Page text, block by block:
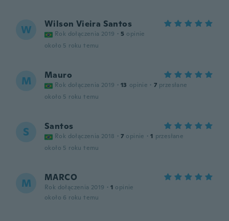
W Wilson Vieira Santos
Rok dołączenia 2019 · 5 opinie
około 5 roku temu
M Mauro
Rok dołączenia 2019 · 13 opinie · 7 przesłane
około 5 roku temu
S Santos
Rok dołączenia 2018 · 7 opinie · 1 przesłane
około 5 roku temu
M MARCO
Rok dołączenia 2019 · 1 opinie
około 6 roku temu